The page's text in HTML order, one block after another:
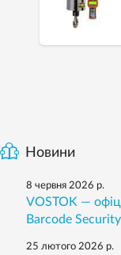
Новини
8 червня 2026 р.
VOSTOK —
Barcode Security
25 лютого 2026 р.